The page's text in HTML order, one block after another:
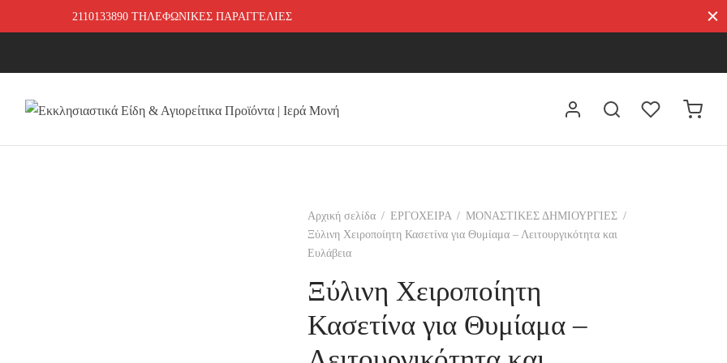
2110133890 ΤΗΛΕΦΩΝΙΚΕΣ ΠΑΡΑΓΓΕΛΙΕΣ
Αρχική σελίδα / ΕΡΓΟΧΕΙΡΑ / ΜΟΝΑΣΤΙΚΕΣ ΔΗΜΙΟΥΡΓΙΕΣ /
Ξύλινη Χειροποίητη Κασετίνα για Θυμίαμα – Λειτουργικότητα και
Ευλάβεια
Ξύλινη Χειροποίητη
Κασετίνα για Θυμίαμα –